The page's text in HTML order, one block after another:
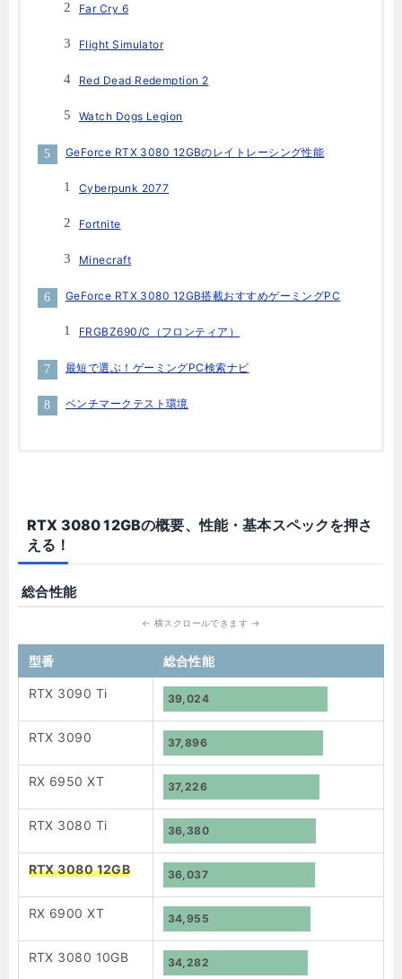
Far Cry 6
Flight Simulator
Red Dead Redemption 2
Watch Dogs Legion
GeForce RTX 3080 12GBのレイトレーシング性能
Cyberpunk 2077
Fortnite
Minecraft
GeForce RTX 3080 12GB搭載おすすめゲーミングPC
FRGBZ690/C（フロンティア）
最短で選ぶ！ゲーミングPC検索ナビ
ベンチマークテスト環境
RTX 3080 12GBの概要、性能・基本スペックを押さ
える！
総合性能
型番 総合性能
RTX 3090 Ti 39,024
RTX 3090 37,896
RX 6950 XT 37,226
RTX 3080 Ti 36,380
RTX 3080 12GB 36,037
RX 6900 XT 34,955
RTX 3080 10GB 34,282